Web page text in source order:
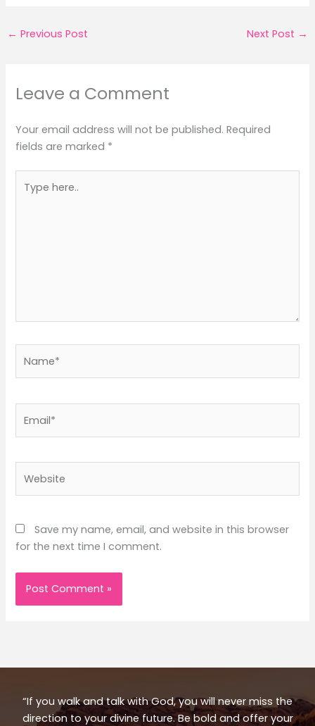
← Previous Post Next Post →
Leave a Comment
Your email address will not be published. Required
fields are marked *
here..
Save my name, email, and website in this browser
for the next time I comment.
“If you walk and talk with God, you will never miss the
direction to your divine future. Be bold and offer your